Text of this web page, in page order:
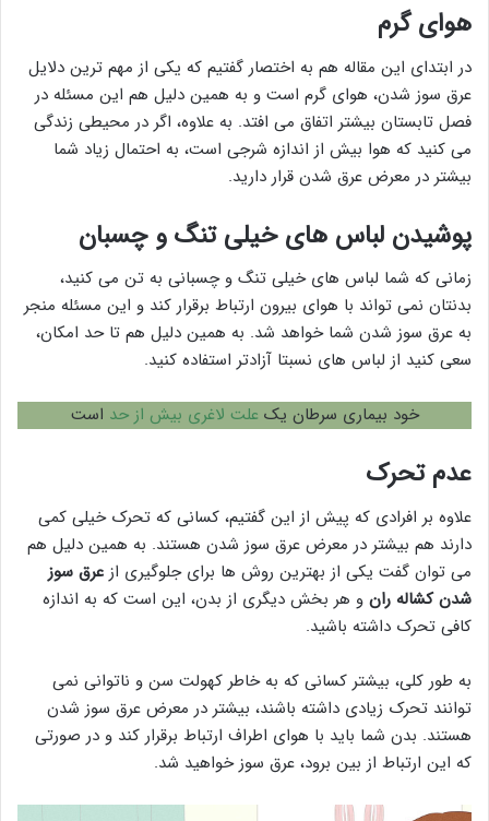
هوای گرم
در ابتدای این مقاله هم به اختصار گفتیم که یکی از مهم ترین دلایل
عرق سوز شدن، هوای گرم است و به همین دلیل هم این مسئله در
فصل تابستان بیشتر اتفاق می افتد. به علاوه، اگر در محیطی زندگی
می کنید که هوا بیش از اندازه شرجی است، به احتمال زیاد شما
بیشتر در معرض عرق شدن قرار دارید.
پوشیدن لباس های خیلی تنگ و چسبان
زمانی که شما لباس های خیلی تنگ و چسبانی به تن می کنید،
بدنتان نمی تواند با هوای بیرون ارتباط برقرار کند و این مسئله منجر
به عرق سوز شدن شما خواهد شد. به همین دلیل هم تا حد امکان،
سعی کنید از لباس های نسبتا آزادتر استفاده کنید.
خود بیماری سرطان یک علت لاغری بیش از حد است
عدم تحرک
علاوه بر افرادی که پیش از این گفتیم، کسانی که تحرک خیلی کمی
دارند هم بیشتر در معرض عرق سوز شدن هستند. به همین دلیل هم
می توان گفت یکی از بهترین روش ها برای جلوگیری از عرق سوز
شدن کشاله ران و هر بخش دیگری از بدن، این است که به اندازه
کافی تحرک داشته باشید.
به طور کلی، بیشتر کسانی که به خاطر کهولت سن و ناتوانی نمی
توانند تحرک زیادی داشته باشند، بیشتر در معرض عرق سوز شدن
هستند. بدن شما باید با هوای اطراف ارتباط برقرار کند و در صورتی
که این ارتباط از بین برود، عرق سوز خواهید شد.